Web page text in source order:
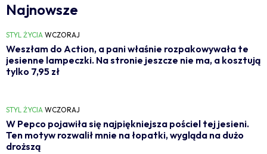
Najnowsze
STYL ŻYCIA WCZORAJ
Weszłam do Action, a pani właśnie rozpakowywała te
jesienne lampeczki. Na stronie jeszcze nie ma, a kosztują
tylko 7,95 zł
STYL ŻYCIA WCZORAJ
W Pepco pojawiła się najpiękniejsza pościel tej jesieni.
Ten motyw rozwalił mnie na łopatki, wygląda na dużo
droższą